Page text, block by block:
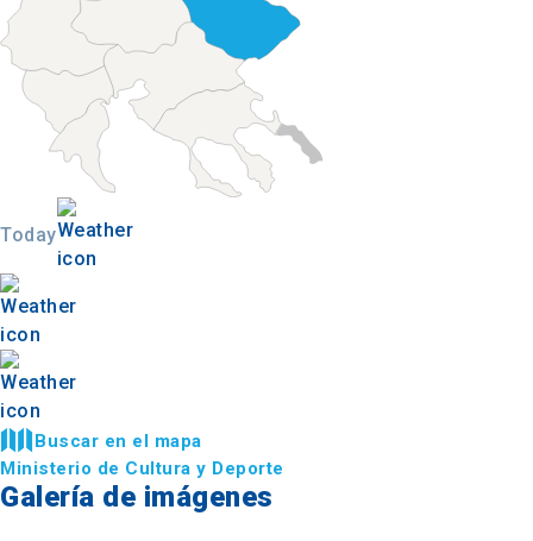
Today
Buscar en el mapa
Ministerio de Cultura y Deporte
Galería de imágenes